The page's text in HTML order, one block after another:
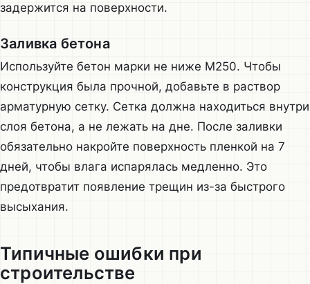
задержится на поверхности.
Заливка бетона
Используйте бетон марки не ниже М250. Чтобы
конструкция была прочной, добавьте в раствор
арматурную сетку. Сетка должна находиться внутри
слоя бетона, а не лежать на дне. После заливки
обязательно накройте поверхность пленкой на 7
дней, чтобы влага испарялась медленно. Это
предотвратит появление трещин из-за быстрого
высыхания.
Типичные ошибки при
строительстве